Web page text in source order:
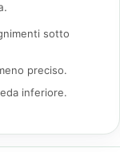
sotto
preciso.
inferiore.